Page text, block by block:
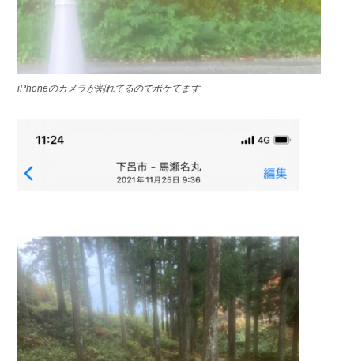
iPhoneのカメラが割れてるのでボケてます